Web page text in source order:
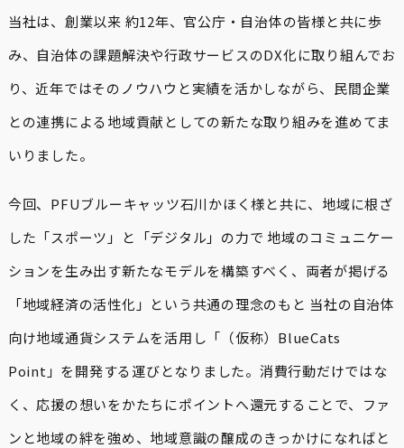
当社は、創業以来 約12年、官公庁・自治体の皆様と共に歩
み、自治体の課題解決や行政サービスのDX化に取り組んでお
り、近年ではそのノウハウと実績を活かしながら、民間企業
との連携による地域貢献としての新たな取り組みを進めてま
いりました。
今回、PFUブルーキャッツ⽯川かほく様と共に、地域に根ざ
した「スポーツ」と「デジタル」の力で 地域のコミュニケー
ションを生み出す新たなモデルを構築すべく、両者が掲げる
「地域経済の活性化」という共通の理念のもと 当社の自治体
向け地域通貨システムを活用し「（仮称）BlueCats
Point」を開発する運びとなりました。消費行動だけではな
く、応援の想いをかたちにポイントへ還元することで、ファ
ンと地域の絆を強め、地域意識の醸成のきっかけになればと